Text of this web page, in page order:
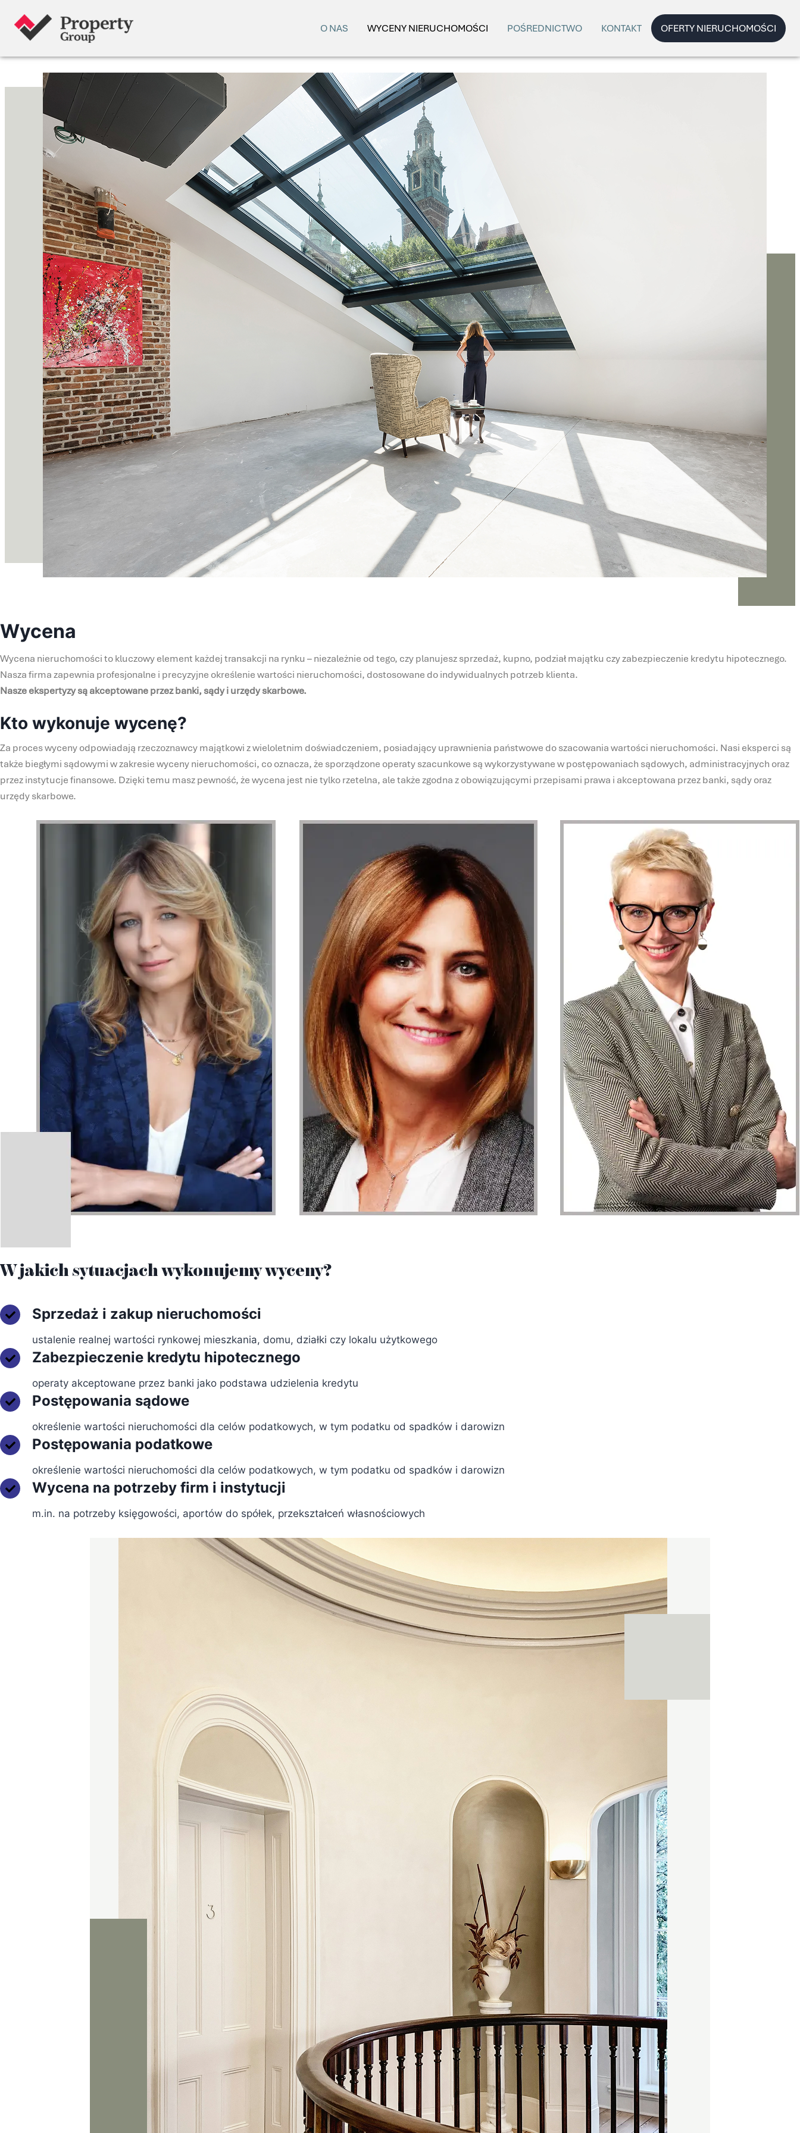
O NAS WYCENY NIERUCHOMOŚCI POŚREDNICTWO KONTAKT OFERTY NIERUCHOMOŚCI
Wycena
Wycena nieruchomości to kluczowy element każdej transakcji na rynku – niezależnie od tego, czy planujesz sprzedaż, kupno, podział majątku czy zabezpieczenie kredytu hipotecznego.
Nasza firma zapewnia profesjonalne i precyzyjne określenie wartości nieruchomości, dostosowane do indywidualnych potrzeb klienta.
Nasze ekspertyzy są akceptowane przez banki, sądy i urzędyskarbowe.
Kto wykonuje wycenę?
Za proces wyceny odpowiadają rzeczoznawcy majątkowi z wieloletnim doświadczeniem, posiadający uprawnienia państwowe do szacowania wartości nieruchomości. Nasi eksperci są
także biegłymi sądowymi w zakresie wyceny nieruchomości, co oznacza, że sporządzone operaty szacunkowe są wykorzystywane w postępowaniach sądowych, administracyjnych oraz
przez instytucje finansowe. Dzięki temu masz pewność, że wycena jest nie tylko rzetelna, ale także zgodna z obowiązującymi przepisami prawa i akceptowana przez banki, sądy oraz
urzędy skarbowe.
W jakich sytuacjach wykonujemy wyceny?
Sprzedaż i zakup nieruchomości
ustalenie realnej wartości rynkowej mieszkania, domu, działki czy lokalu użytkowego
Zabezpieczenie kredytu hipotecznego
operaty akceptowane przez banki jako podstawa udzielenia kredytu
Postępowania sądowe
określenie wartości nieruchomości dla celów podatkowych, w tym podatku od spadków i darowizn
Postępowania podatkowe
określenie wartości nieruchomości dla celów podatkowych, w tym podatku od spadków i darowizn
Wycena na potrzeby firm i instytucji
m.in. na potrzeby księgowości, aportów do spółek, przekształceń własnościowych